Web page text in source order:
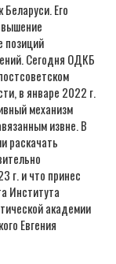
Его
позиций
Сегодня ОДКБ
в январе 2022 г.
механизм
извне. В
раскачать
г. и что принес
Института
академии
Евгения